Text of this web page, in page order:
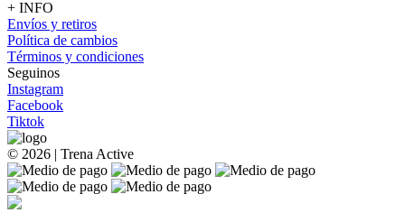
+ INFO
Envíos y retiros
Política de cambios
Términos y condiciones
Seguinos
Instagram
Facebook
Tiktok
© 2026 | Trena Active